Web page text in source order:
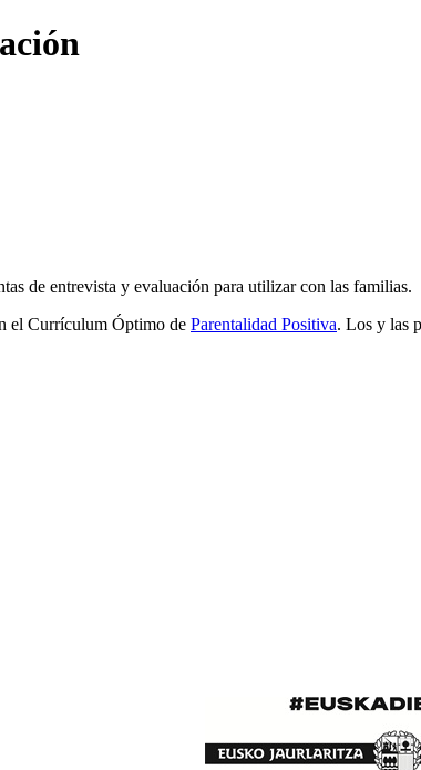
de entrevista y evaluación para utilizar con las familias.
el Currículum Óptimo de Parentalidad Positiva. Los y las